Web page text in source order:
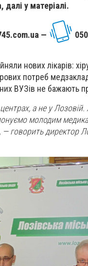
далі у матеріалі.
—
нових лікарів:
потреб
ВУЗів не бажають
а не у Лозовій.
молодим
говорить директор